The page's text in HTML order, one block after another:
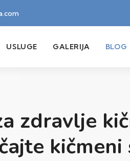
USLUGE GALERIJA BLOG
zdravlje
kičmeni